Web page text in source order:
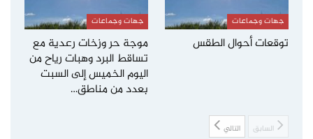
جهات وجماعات
توقعات أحوال الطقس
جهات وجماعات
موجة حر وزخات رعدية مع
تساقط البرد وهبات رياح من
اليوم الخميس إلى السبت
بعدد من مناطق…
السابق التالي